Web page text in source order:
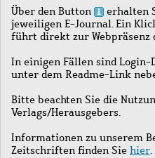
Über den Button
erhalten
jeweiligen E-Journal. Ein
führt direkt zur
In einigen Fällen sind Login-
unter dem Readme-Link
Bitte beachten Sie die
Verlags/Herausgebers.
Informationen zu unserem
Zeitschriften finden Sie hier.